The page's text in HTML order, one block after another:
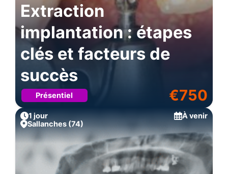
Extraction
implantation : étapes
clés et facteurs de
succès
Présentiel €750
1 jour
À venir
Sallanches (74)